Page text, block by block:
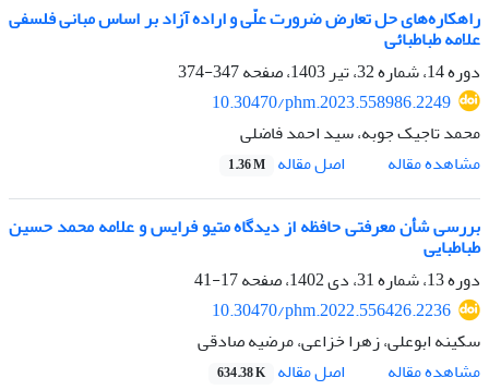
راهکاره‌های حل تعارض ضرورت علّی و اراده آزاد بر اساس مبانی فلسفی
علامه طباطبائی
دوره 14، شماره 32، تیر 1403، صفحه
347-374
10.30470/phm.2023.558986.2249
محمد تاجیک جوبه، سید احمد فاضلی
مشاهده مقاله
اصل مقاله 1.36 M
بررسی شأن معرفتی حافظه از دیدگاه متیو فرایس و علامه محمد حسین
طباطبایی
دوره 13، شماره 31، دی 1402، صفحه
17-41
10.30470/phm.2022.556426.2236
سکینه ابوعلی، زهرا خزاعی، مرضیه صادقی
مشاهده مقاله
اصل مقاله 634.38 K